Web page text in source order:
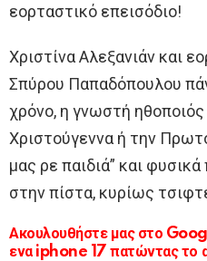
εορταστικό επεισόδιο!
Χριστίνα Αλεξανιάν και
Σπύρου Παπαδόπουλου
χρόνο, η γνωστή
Χριστούγεννα ή την
μας ρε παιδιά” και
στην πίστα, κυρίως
Ακουλουθήστε μας στο
ενα iphone 17 πατώντας το